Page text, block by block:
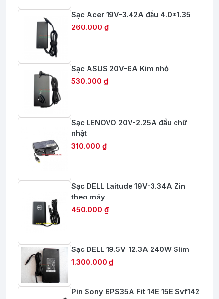
Sạc Acer 19V-3.42A đầu 4.0*1.35
260.000 ₫
Sạc ASUS 20V-6A Kim nhỏ
530.000 ₫
Sạc LENOVO 20V-2.25A đầu chữ
nhật
310.000 ₫
Sạc DELL Laitude 19V-3.34A Zin
theo máy
450.000 ₫
Sạc DELL 19.5V-12.3A 240W Slim
1.300.000 ₫
Pin Sony BPS35A Fit 14E 15E Svf142